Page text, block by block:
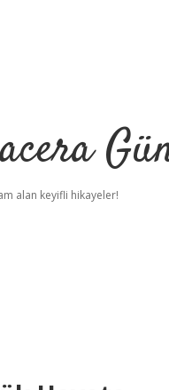
alan keyifli hikayeler!